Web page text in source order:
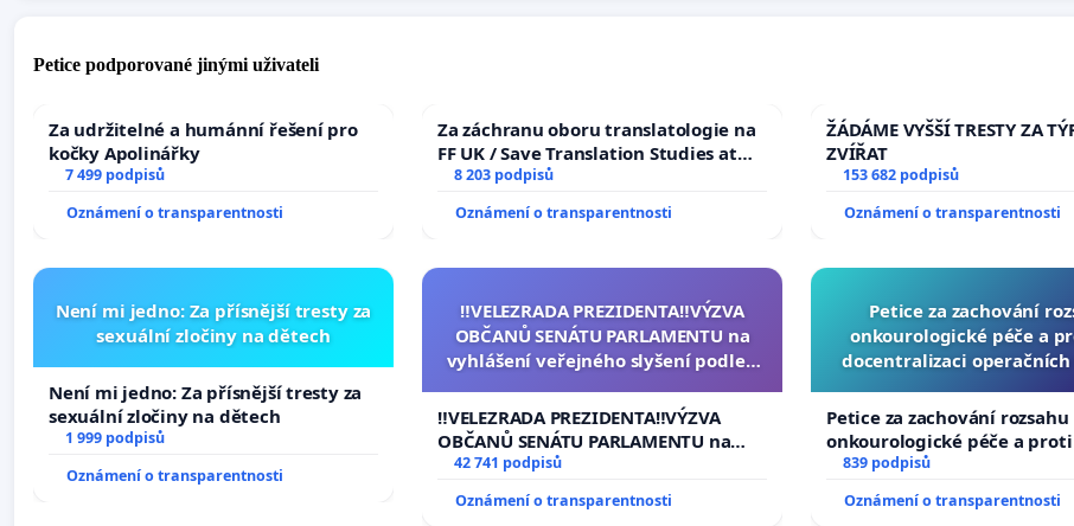
Petice podporované jinými uživateli
Za udržitelné a humánní řešení pro
kočky Apolinářky
7 499 podpisů
Oznámení o transparentnosti
Za záchranu oboru translatologie na
FF UK / Save Translation Studies at
the Faculty of Arts, Charles
University
8 203 podpisů
Oznámení o transparentnosti
ŽÁDÁME VYŠŠÍ TRESTY ZA
ZVÍŘAT
153 682 podpisů
Oznámení o transparentnosti
Není mi jedno: Za přísnější tresty za
sexuální zločiny na dětech
Není mi jedno: Za přísnější tresty za
sexuální zločiny na dětech
1 999 podpisů
Oznámení o transparentnosti
‼️VELEZRADA PREZIDENTA‼️VÝZVA
OBČANŮ SENÁTU PARLAMENTU na
vyhlášení veřejného slyšení podle §
na přijetí usnesení k podání ústavní
žaloby na prezidenta republiky
‼️VELEZRADA PREZIDENTA‼️VÝZVA
OBČANŮ SENÁTU PARLAMENTU na
vyhlášení veřejného slyšení podle §
144 jednacího řádu Senátu k návrhu
na přijetí usnesení k podání ústavní
42 741 podpisů
Oznámení o transparentnosti
Petice za zachování
onkourologické péče a
docentralizaci
Petice za zachování rozsahu
onkourologické péče a proti
docentralizaci operačních
839 podpisů
Oznámení o transparentnosti